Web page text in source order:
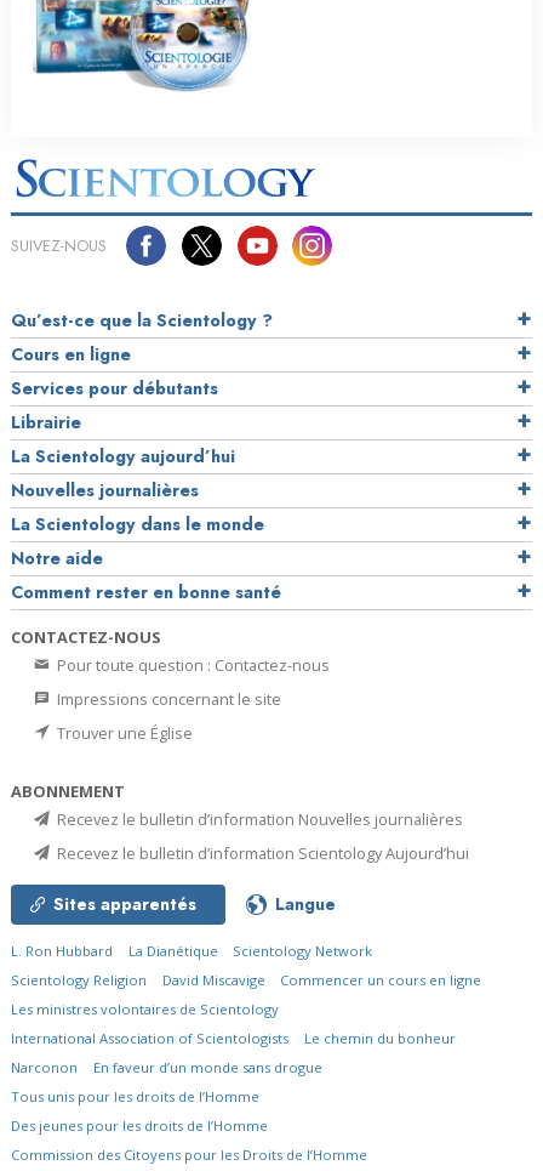
SUIVEZ-NOUS
Qu’est-ce que la Scientology ?
Cours en ligne
Services pour débutants
Librairie
La Scientology aujourd’hui
Nouvelles journalières
La Scientology dans le monde
Notre aide
Comment rester en bonne santé
CONTACTEZ-NOUS
Pour toute question : Contactez-nous
Impressions concernant le site
Trouver une Église
ABONNEMENT
Recevez le bulletin d’information Nouvelles journalières
Recevez le bulletin d’information Scientology Aujourd’hui
Sites apparentés Langue
L. Ron Hubbard La Dianétique
Scientology Network
Scientology Religion
David Miscavige
Commencer un cours en ligne
Les ministres volontaires de Scientology
International Association of Scientologists
Le chemin du bonheur
Narconon
En faveur d’un monde sans drogue
Tous unis pour les droits de l’Homme
Des jeunes pour les droits de l’Homme
Commission des Citoyens pour les Droits de l’Homme